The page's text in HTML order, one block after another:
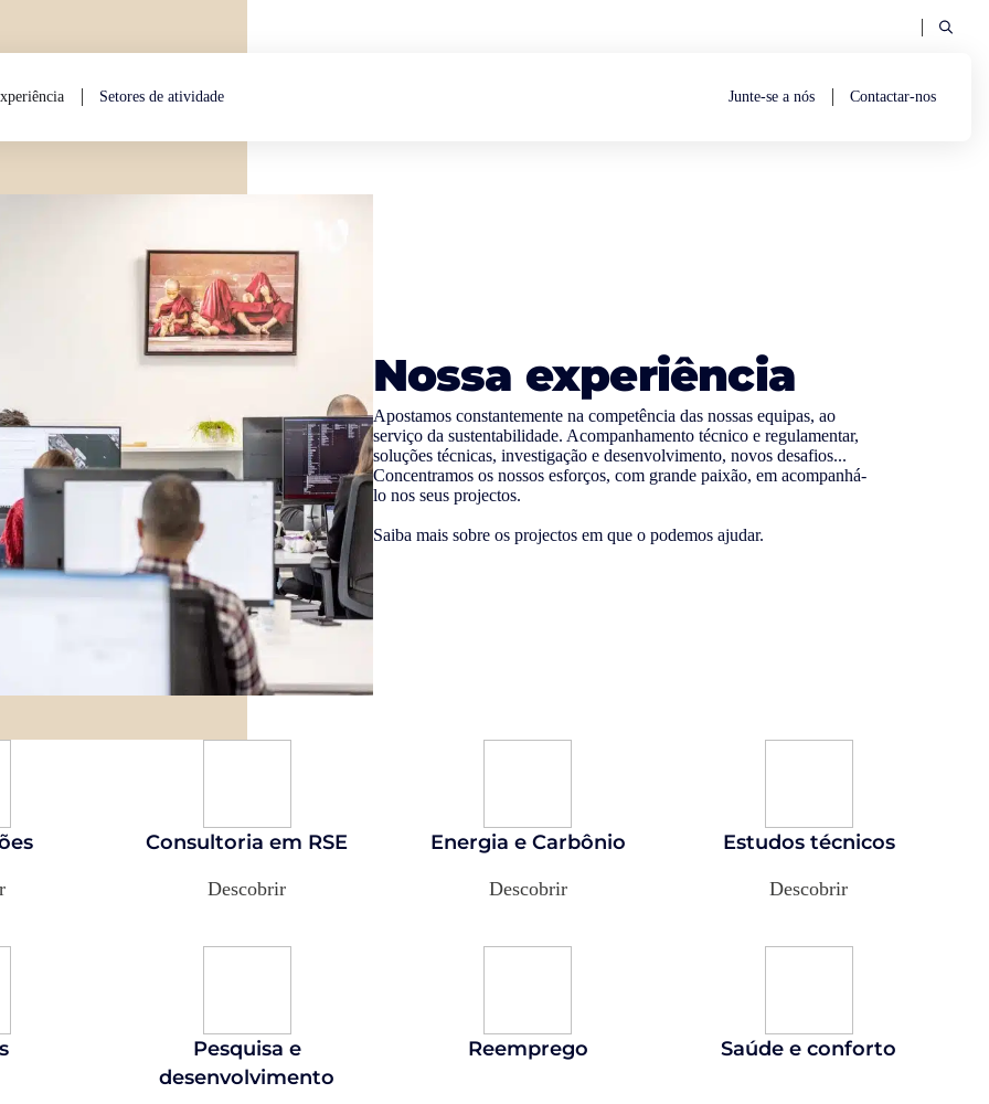
Setores de atividade Junte-se a nós Contactar-nos
Nossa experiência
Apostamos constantemente na competência das nossas equipas, ao
serviço da sustentabilidade. Acompanhamento técnico e regulamentar,
soluções técnicas, investigação e desenvolvimento, novos desafios...
Concentramos os nossos esforços, com grande paixão, em acompanhá-
lo nos seus projectos.
Saiba mais sobre os projectos em que o podemos ajudar.
Consultoria em RSE
Descobrir
Energia e Carbônio
Descobrir
Estudos técnicos
Descobrir
Pesquisa e
desenvolvimento
Reemprego Saúde e conforto